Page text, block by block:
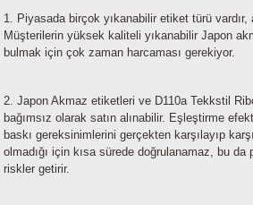
1. Piyasada birçok yıkanabilir etiket türü
Müşterilerin yüksek kaliteli yıkanabilir Japon
bulmak için çok zaman harcaması gerekiyor.
2. Japon Akmaz etiketleri ve D110a Tekkstil
bağımsız olarak satın alınabilir. Eşleştirme
baskı gereksinimlerini gerçekten karşılayıp
olmadığı için kısa sürede doğrulanamaz, bu
riskler getirir.